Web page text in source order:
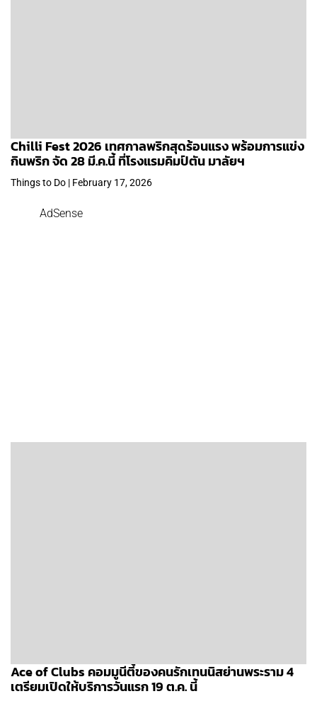
Chilli Fest 2026 เทศกาลพริกสุดร้อนแรง พร้อมการแข่ง
กินพริก จัด 28 มี.ค.นี้ ที่โรงแรมคิมป์ตัน มาลัยฯ
Things to Do | February 17, 2026
AdSense
Ace of Clubs คอมมูนีตี้ของคนรักเทนนิสย่านพระราม 4
เตรียมเปิดให้บริการวันแรก 19 ต.ค. นี้